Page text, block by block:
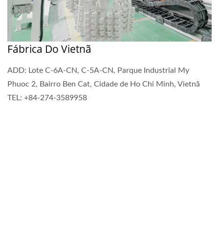
Fábrica Do Vietnã
ADD: Lote C-6A-CN, C-5A-CN, Parque Industrial My
Phuoc 2, Bairro Ben Cat, Cidade de Ho Chi Minh, Vietnã
TEL: +84-274-3589958